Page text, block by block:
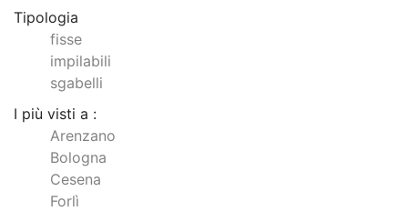
Tipologia
fisse
impilabili
sgabelli
I più visti a :
Arenzano
Bologna
Cesena
Forlì